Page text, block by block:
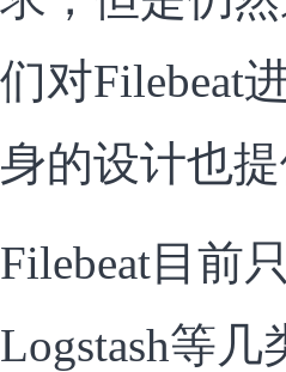
们对Filebeat
身的设计也
Filebeat目前
Logstash等